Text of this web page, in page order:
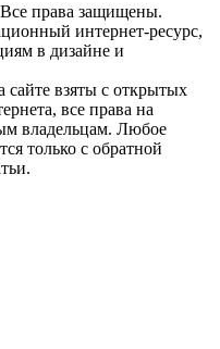
права защищены.
интернет-ресурс,
в дизайне и
взяты с открытых
все права на
владельцам. Любое
только с обратной